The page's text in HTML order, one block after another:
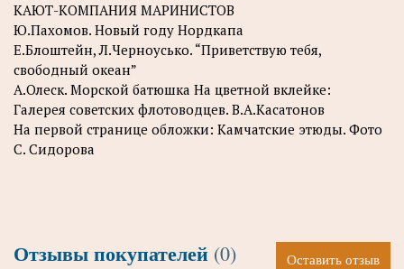
КАЮТ-КОМПАНИЯ МАРИНИСТОВ
Ю.Пахомов. Новый году Нордкапа
Е.Блоштейн, Л.Черноусько. “Приветствую тебя,
свободный океан”
А.Олеск. Морской батюшка На цветной вклейке:
Галерея советских флотоводцев. В.А.Касатонов
На первой странице обложки: Камчатские этюды. Фото
С. Сидорова
Отзывы покупателей (0) Оставить отзыв